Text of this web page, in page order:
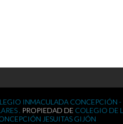
INMACULADA CONCEPCIÓN -
. PROPIEDAD DE COLEGIO DE
JESUITAS GIJÓN